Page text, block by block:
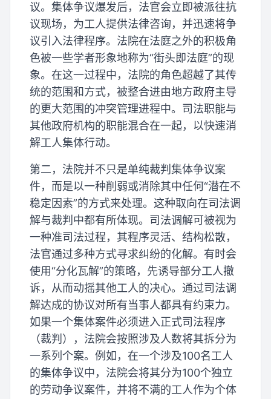
议。集体争议爆发后，法官会立即被派往抗
议现场，为工人提供法律咨询，并迅速将争
议引入法律程序。法院在法庭之外的积极角
色被一些学者形象地称为“街头即法庭”的现
象。在这一过程中，法院的角色超越了其传
统的范围和方式，被整合进由地方政府主导
的更大范围的冲突管理进程中。司法职能与
其他政府机构的职能混合在一起，以快速消
解工人集体行动。
第二，法院并不只是单纯裁判集体争议案
件，而是以一种削弱或消除其中任何“潜在不
稳定因素”的方式来处理。这种取向在司法调
解与裁判中都有所体现。司法调解可被视为
一种准司法过程，其程序灵活、结构松散，
法官通过多种方式寻求纠纷的化解。有时会
使用“分化瓦解”的策略，先诱导部分工人撤
诉，从而动摇其他工人的决心。通过司法调
解达成的协议对所有当事人都具有约束力。
如果一个集体案件必须进入正式司法程序
（裁判），法院会按照涉及人数将其拆分为
一系列个案。例如，在一个涉及100名工人
的集体争议中，法院会将其分为100个独立
的劳动争议案件，并将不满的工人作为个体